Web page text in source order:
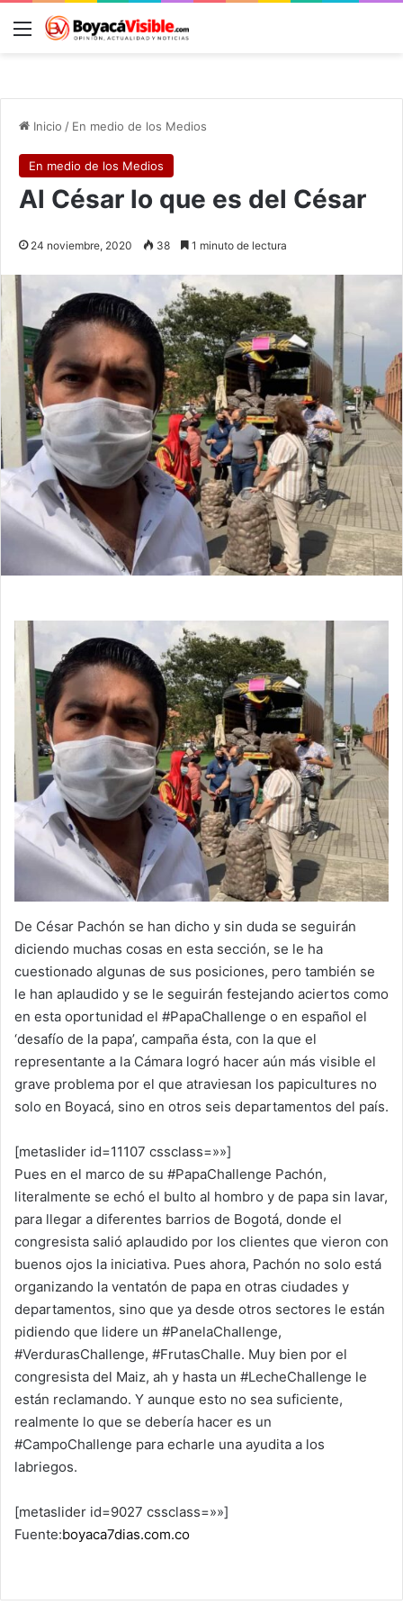
Menú
Inicio / En medio de los Medios
En medio de los Medios
Al César lo que es del César
24 noviembre, 2020 38 1 minuto de lectura
De César Pachón se han dicho y sin duda se seguirán
diciendo muchas cosas en esta sección, se le ha
cuestionado algunas de sus posiciones, pero también se
le han aplaudido y se le seguirán festejando aciertos como
en esta oportunidad el #PapaChallenge o en español el
‘desafío de la papa’, campaña ésta, con la que el
representante a la Cámara logró hacer aún más visible el
grave problema por el que atraviesan los papicultures no
solo en Boyacá, sino en otros seis departamentos del país.
[metaslider id=11107 cssclass=»»]
Pues en el marco de su #PapaChallenge Pachón,
literalmente se echó el bulto al hombro y de papa sin lavar,
para llegar a diferentes barrios de Bogotá, donde el
congresista salió aplaudido por los clientes que vieron con
buenos ojos la iniciativa. Pues ahora, Pachón no solo está
organizando la ventatón de papa en otras ciudades y
departamentos, sino que ya desde otros sectores le están
pidiendo que lidere un #PanelaChallenge,
#VerdurasChallenge, #FrutasChalle. Muy bien por el
congresista del Maiz, ah y hasta un #LecheChallenge le
están reclamando. Y aunque esto no sea suficiente,
realmente lo que se debería hacer es un
#CampoChallenge para echarle una ayudita a los
labriegos.
[metaslider id=9027 cssclass=»»]
Fuente:boyaca7dias.com.co